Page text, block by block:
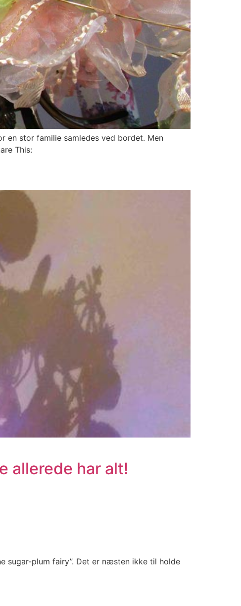
en stor familie samledes ved bordet. Men
This:
allerede har alt!
sugar-plum fairy”. Det er næsten ikke til holde